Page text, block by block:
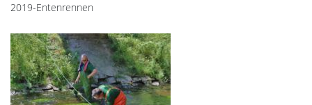
2019-Entenrennen